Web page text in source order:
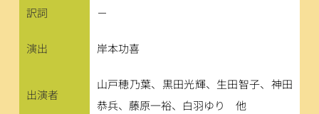
訳詞 －
演出 岸本功喜
出演者
山戸穂乃葉、黒田光輝、生田智子、神田
恭兵、藤原一裕、白羽ゆり　他